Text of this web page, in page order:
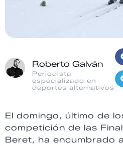
Roberto Galván
Periodista
especializado en
deportes alternativos
El domingo, último de
competición de las
Beret, ha encumbrado